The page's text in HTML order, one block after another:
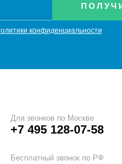
конфиденциальности
Для звонков по Москве
+7 495 128-07-58
Бесплатный звонок по РФ